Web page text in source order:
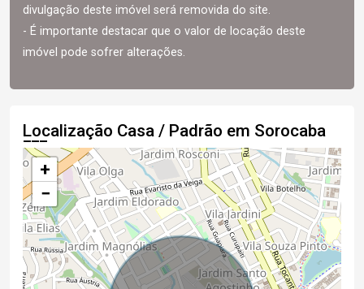
divulgação deste imóvel será removida do site.
- É importante destacar que o valor de locação deste
imóvel pode sofrer alterações.
Localização Casa / Padrão em Sorocaba
+
−